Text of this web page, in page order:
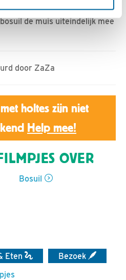
de muis uiteindelijk mee
door ZaZa
holtes zijn niet
Help mee!
OVER
Bosuil
Eten
Bezoek